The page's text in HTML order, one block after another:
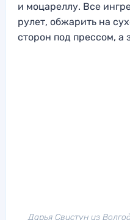
и моцареллу. Все
рулет, обжарить на
сторон под прессом, а
Дарья Свистун из